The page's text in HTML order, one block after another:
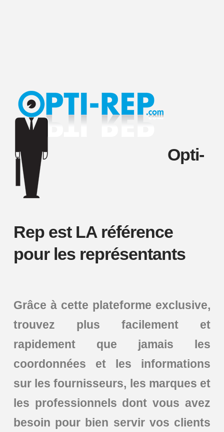
Opti-
Rep est LA référence
pour les représentants
Grâce à cette plateforme exclusive,
trouvez plus facilement et
rapidement que jamais les
coordonnées et les informations
sur les fournisseurs, les marques et
les professionnels dont vous avez
besoin pour bien servir vos clients